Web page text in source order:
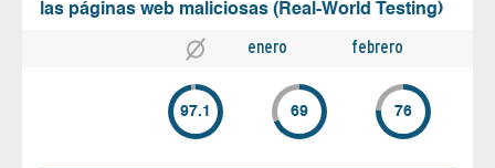
las páginas web maliciosas (Real-World Testing)
enero febrero
97.1 69 76